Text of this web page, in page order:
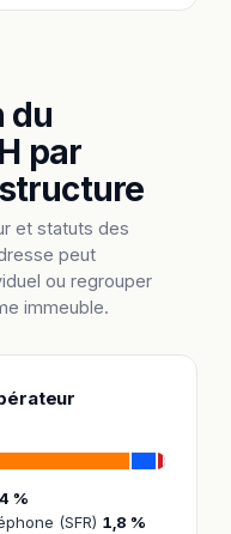
du
par
et statuts des
peut
ou regrouper
immeuble.
%
(SFR) 1,8 %